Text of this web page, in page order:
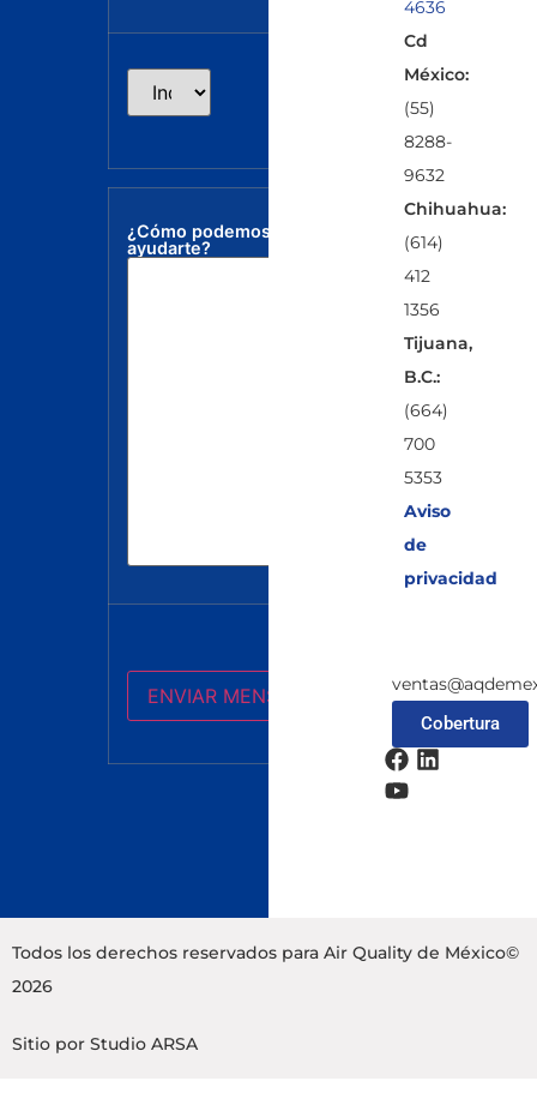
¿Cómo podemos
ayudarte?
4636
Cd
México:
(55)
8288-
9632
Chihuahua:
(614)
412
1356
Tijuana,
B.C.:
(664)
700
5353
Aviso
de
privacidad
Cobertura
Todos los derechos reservados para Air Quality de México©
2026
Sitio por Studio ARSA